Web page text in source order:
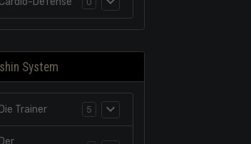
System
Die Trainer 5
Der